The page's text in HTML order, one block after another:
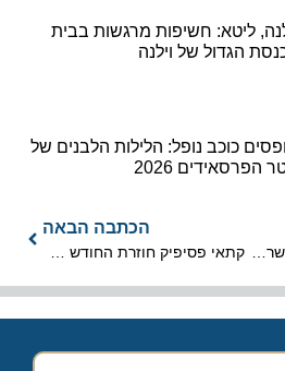
ליטא: חשיפות מרגשות בבית
הגדול של וילנה
כוכב נופל: הלילות הלבנים של
2026
ישראל בתקופת מגיפת הקורונה
הכתבה הבאה
קתאי פסיפיק חוזרת החודש להפעיל טיסות בקו הונג קונג – תל אביב